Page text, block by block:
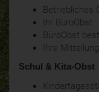
Betriebliches
Ihr BüroObst
BüroObst
Ihre
Schul & Kita-Obst